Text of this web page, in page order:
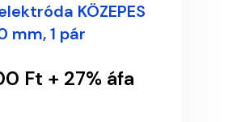
KÖZEPES
mm, 1 pár
Ft + 27% áfa